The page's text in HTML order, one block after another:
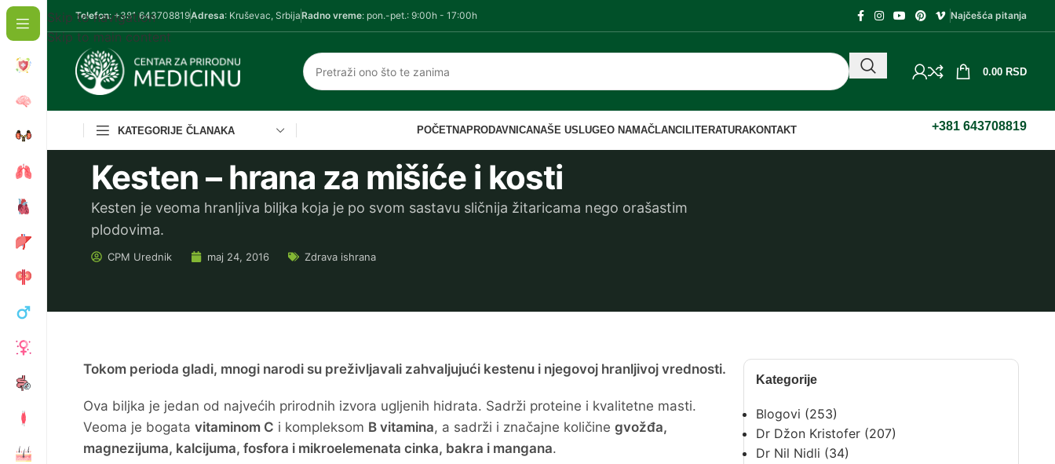
Skip to navigation
Skip to main content
Telefon: +381 643708819Adresa: Kruševac, SrbijaRadno vreme: pon.-pet.: 9:00h - 17:00h Najčešća pitanja
0.00 RSD
KATEGORIJE ČLANAKA POČETNAPRODAVNICANAŠE USLUGEO NAMAČLANCI LITERATURAKONTAKT +381 643708819
Kesten – hrana za mišiće i kosti
Kesten je veoma hranljiva biljka koja je po svom sastavu sličnija žitaricama nego orašastim
plodovima.
CPM Urednik maj 24, 2016 Zdrava ishrana
Kategorije
Blogovi (253)
Dr Džon Kristofer(207)
Dr Nil Nidli (34)
Tokom perioda gladi, mnogi narodi su preživljavali zahvaljujući kestenu i njegovoj hranljivoj vrednosti.
Ova biljka je jedan od najvećih prirodnih izvora ugljenih hidrata. Sadrži proteine i kvalitetne masti.
Veoma je bogata vitaminom C i kompleksom B vitamina, a sadrži i značajne količine gvožđa,
magnezijuma, kalcijuma, fosfora i mikroelemenata cinka, bakra i mangana.